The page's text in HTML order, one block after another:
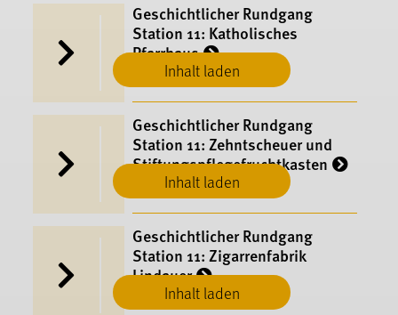
Inhalt laden
Geschichtlicher Rundgang
Station 11: Katholisches
Pfarrhaus
Münsingen
Inhalt laden
Geschichtlicher Rundgang
Station 11: Zehntscheuer und
Stiftungspflegefruchtkasten
Münsingen
Inhalt laden
Geschichtlicher Rundgang
Station 11: Zigarrenfabrik
Lindauer
Münsingen